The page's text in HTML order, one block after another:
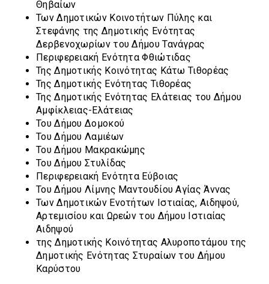
Θηβαίων
Των Δημοτικών Κοινοτήτων Πύλης και
Στεφάνης της Δημοτικής Ενότητας
Δερβενοχωρίων του Δήμου Τανάγρας
Περιφερειακή Ενότητα Φθιώτιδας
Της Δημοτικής Κοινότητας Κάτω Τιθορέας
Της Δημοτικής Ενότητας Τιθορέας
Της Δημοτικής Ενότητας Ελάτειας του Δήμου
Αμφίκλειας-Ελάτειας
Του Δήμου Δομοκού
Του Δήμου Λαμιέων
Του Δήμου Μακρακώμης
Του Δήμου Στυλίδας
Περιφερειακή Ενότητα Εύβοιας
Του Δήμου Λίμνης Μαντουδίου Αγίας Άννας
Των Δημοτικών Ενοτήτων Ιστιαίας, Αιδηψού,
Αρτεμισίου και Ωρεών του Δήμου Ιστιαίας
Αιδηψού
της Δημοτικής Κοινότητας Αλυροποτάμου της
Δημοτικής Ενότητας Στυραίων του Δήμου
Καρύστου